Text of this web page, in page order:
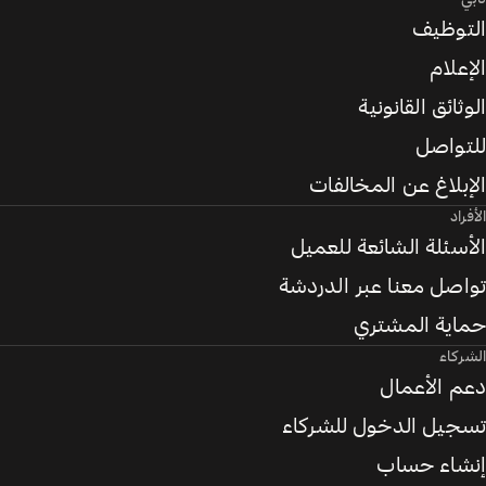
التوظيف
الإعلام
الوثائق القانونية
للتواصل
الإبلاغ عن المخالفات
الأفراد
الأسئلة الشائعة للعميل
تواصل معنا عبر الدردشة
حماية المشتري
الشركاء
دعم الأعمال
تسجيل الدخول للشركاء
إنشاء حساب